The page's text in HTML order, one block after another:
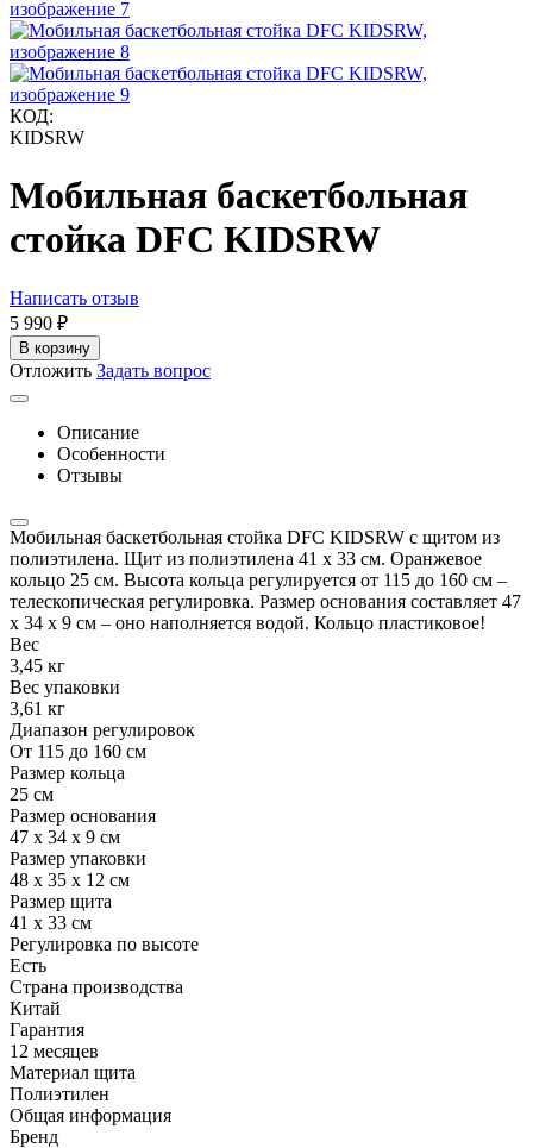
КОД:
KIDSRW
Мобильная баскетбольная
стойка DFC KIDSRW
Написать отзыв
5 990 ₽
В корзину
Отложить Задать вопрос
Описание
Особенности
Отзывы
Мобильная баскетбольная стойка DFC KIDSRW с щитом из
полиэтилена. Щит из полиэтилена 41 х 33 см. Оранжевое
кольцо 25 см. Высота кольца регулируется от 115 до 160 см –
телескопическая регулировка. Размер основания составляет 47
х 34 х 9 см – оно наполняется водой. Кольцо пластиковое!
Вес
3,45 кг
Вес упаковки
3,61 кг
Диапазон регулировок
От 115 до 160 см
Размер кольца
25 см
Размер основания
47 х 34 х 9 см
Размер упаковки
48 х 35 х 12 см
Размер щита
41 х 33 см
Регулировка по высоте
Есть
Страна производства
Китай
Гарантия
12 месяцев
Материал щита
Полиэтилен
Общая информация
Бренд